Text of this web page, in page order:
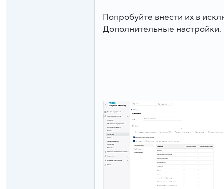
Попробуйте внести их в
Дополнительные настройки.